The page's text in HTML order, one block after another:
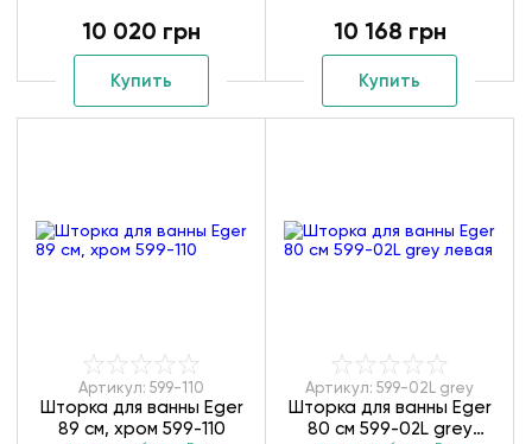
10 020 грн
Купить
10 168 грн
Купить
Артикул: 599-110
Шторка для ванны Eger
89 см, хром 599-110
Артикул: 599-02L grey
Шторка для ванны Eger
80 см 599-02L grey